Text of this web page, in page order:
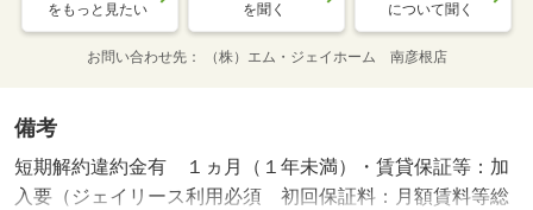
をもっと見たい を聞く について聞く
お問い合わせ先 （株）エム・ジェイホーム 南彦根店
備考
短期解約違約金有 １ヵ月（１年未満）・賃貸保証等：加
入要（ジェイリース利用必須 初回保証料：月額賃料等総